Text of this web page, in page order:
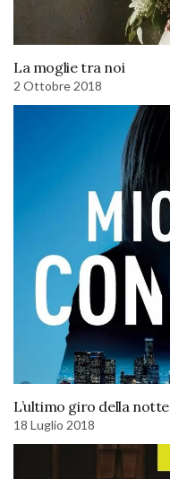
La moglie tra noi
2 Ottobre 2018
L’ultimo giro della notte
18 Luglio 2018